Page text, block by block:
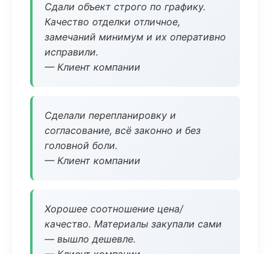
Сдали объект строго по графику.
Качество отделки отличное,
замечаний минимум и их оперативно
исправили.
— Клиент компании
Сделали перепланировку и
согласование, всё законно и без
головной боли.
— Клиент компании
Хорошее соотношение цена/
качество. Материалы закупали сами
— вышло дешевле.